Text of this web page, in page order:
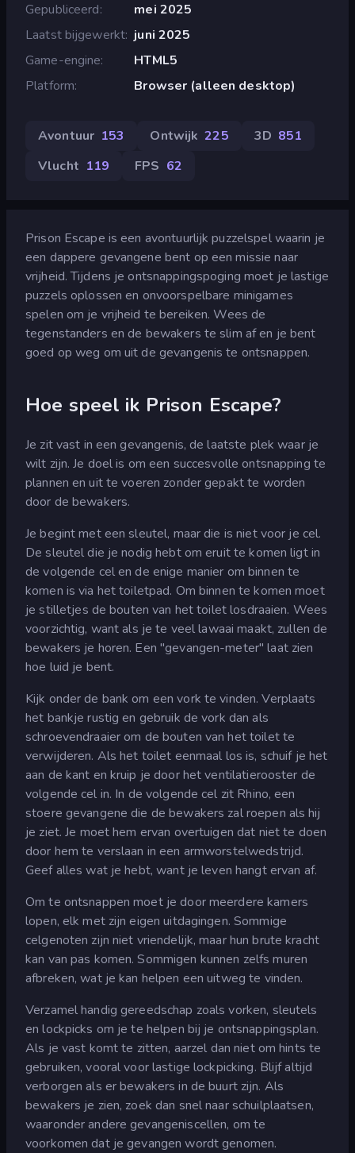
Gepubliceerd
mei 2025
Laatst bijgewerkt juni 2025
Game-engine
HTML5
Platform
Browser (alleen desktop)
Avontuur 153 Ontwijk 225 3D 851
Vlucht 119 FPS 62
Prison Escape is een avontuurlijk puzzelspel waarin je
een dappere gevangene bent op een missie naar
vrijheid. Tijdens je ontsnappingspoging moet je lastige
puzzels oplossen en onvoorspelbare minigames
spelen om je vrijheid te bereiken. Wees de
tegenstanders en de bewakers te slim af en je bent
goed op weg om uit de gevangenis te ontsnappen.
Hoe speel ik Prison Escape?
Je zit vast in een gevangenis, de laatste plek waar je
wilt zijn. Je doel is om een succesvolle ontsnapping te
plannen en uit te voeren zonder gepakt te worden
door de bewakers.
Je begint met een sleutel, maar die is niet voor je cel.
De sleutel die je nodig hebt om eruit te komen ligt in
de volgende cel en de enige manier om binnen te
komen is via het toiletpad. Om binnen te komen moet
je stilletjes de bouten van het toilet losdraaien. Wees
voorzichtig, want als je te veel lawaai maakt, zullen de
bewakers je horen. Een "gevangen-meter" laat zien
hoe luid je bent.
Kijk onder de bank om een vork te vinden. Verplaats
het bankje rustig en gebruik de vork dan als
schroevendraaier om de bouten van het toilet te
verwijderen. Als het toilet eenmaal los is, schuif je het
aan de kant en kruip je door het ventilatierooster de
volgende cel in. In de volgende cel zit Rhino, een
stoere gevangene die de bewakers zal roepen als hij
je ziet. Je moet hem ervan overtuigen dat niet te doen
door hem te verslaan in een armworstelwedstrijd.
Geef alles wat je hebt, want je leven hangt ervan af.
Om te ontsnappen moet je door meerdere kamers
lopen, elk met zijn eigen uitdagingen. Sommige
celgenoten zijn niet vriendelijk, maar hun brute kracht
kan van pas komen. Sommigen kunnen zelfs muren
afbreken, wat je kan helpen een uitweg te vinden.
Verzamel handig gereedschap zoals vorken, sleutels
en lockpicks om je te helpen bij je ontsnappingsplan.
Als je vast komt te zitten, aarzel dan niet om hints te
gebruiken, vooral voor lastige lockpicking. Blijf altijd
verborgen als er bewakers in de buurt zijn. Als
bewakers je zien, zoek dan snel naar schuilplaatsen,
waaronder andere gevangeniscellen, om te
voorkomen dat je gevangen wordt genomen.